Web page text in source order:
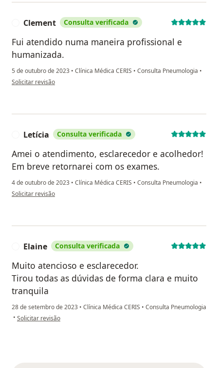
Clement Consulta verificada
Fui atendido numa maneira profissional e
humanizada.
5 de outubro de 2023 • Clínica Médica CERIS • Consulta Pneumologia •
na opinião do utilizador Clement
Solicitar revisão
Letícia Consulta verificada
Amei o atendimento, esclarecedor e acolhedor!
Em breve retornarei com os exames.
4 de outubro de 2023 • Clínica Médica CERIS • Consulta Pneumologia •
na opinião do utilizador Letícia
Solicitar revisão
Elaine Consulta verificada
Muito atencioso e esclarecedor.
Tirou todas as dúvidas de forma clara e muito
tranquila
28 de setembro de 2023 • Clínica Médica CERIS • Consulta Pneumologia
• na opinião do utilizador Elaine
Solicitar revisão